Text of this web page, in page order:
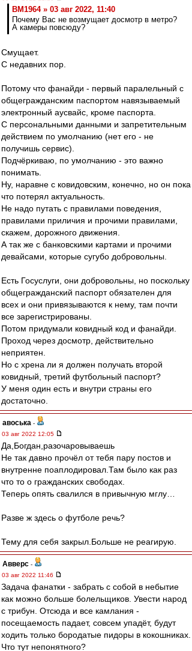
BM1964 » 03 авг 2022, 11:40
Почему Вас не возмущает досмотр в метро?
А камеры повсюду?
Смущает.
С недавних пор.
Потому что фанайди - первый паралельный с
общегражданским паспортом навязываемый
электронный аусвайс, кроме паспорта.
С персональными данными и запретительным
действием по умолчанию (нет его - не
получишь сервис).
Подчёркиваю, по умолчанию - это важно
понимать.
Ну, наравне с ковидовским, конечно, но он пока
что потерял актуальность.
Не надо путать с правилами поведения,
правилами приличия и прочими правилами,
скажем, дорожного движения.
А так же с банковскими картами и прочими
девайсами, которые сугубо добровольны.
Есть Госуслуги, они добровольны, но поскольку
общегражданский паспорт обязателен для
всех и они привязываются к нему, там почти
все зарегистрированы.
Потом придумали ковидный код и фанайди.
Проход через досмотр, действительно
неприятен.
Но с хрена ли я должен получать второй
ковидный, третий футбольный паспорт?
У меня один есть и внутри страны его
достаточно.
авоська -
03 авг 2022 12:05
Да,Богдан,разочаровываешь
Не так давно прочёл от тебя пару постов и
внутренне поаплодировал.Там было как раз
что то о гражданских свободах.
Теперь опять свалился в привычную мглу…
Разве ж здесь о футболе речь?
Тему для себя закрыл.Больше не реагирую.
Авверс -
03 авг 2022 11:46
Задача фанатки - забрать с собой в небытие
как можно больше болельщиков. Увести народ
с трибун. Отсюда и все камлания -
посещаемость падает, совсем упадёт, будут
ходить только бородатые пидоры в кокошниках.
Что тут непонятного?